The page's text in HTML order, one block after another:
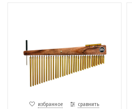
избранное сравнить